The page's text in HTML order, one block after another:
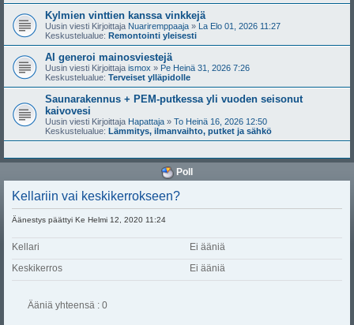
Kylmien vinttien kanssa vinkkejä
Uusin viesti Kirjoittaja Nuariremppaaja » La Elo 01, 2026 11:27
Keskustelualue: Remontointi yleisesti
AI generoi mainosviestejä
Uusin viesti Kirjoittaja ismox » Pe Heinä 31, 2026 7:26
Keskustelualue: Terveiset ylläpidolle
Saunarakennus + PEM-putkessa yli vuoden seisonut
kaivovesi
Uusin viesti Kirjoittaja Hapattaja » To Heinä 16, 2026 12:50
Keskustelualue: Lämmitys, ilmanvaihto, putket ja sähkö
Poll
Kellariin vai keskikerrokseen?
Äänestys päättyi Ke Helmi 12, 2020 11:24
Kellari
Ei ääniä
Keskikerros
Ei ääniä
Ääniä yhteensä : 0